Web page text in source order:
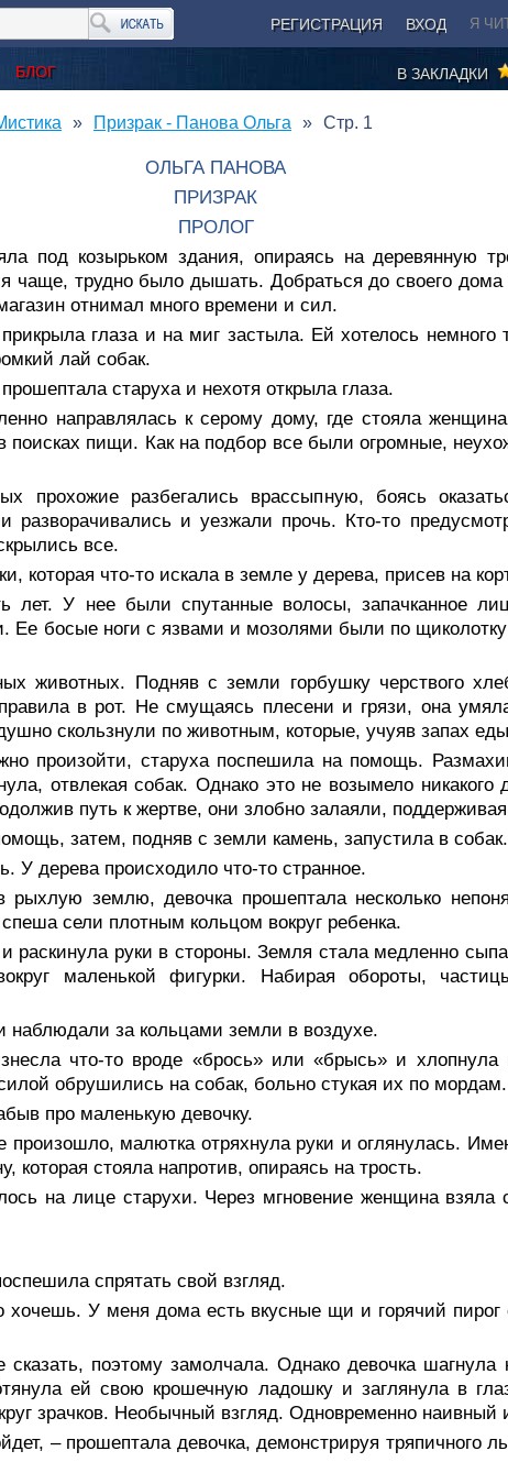
РЕГИСТРАЦИЯ ВХОД Я
БЛОГ В ЗАКЛАДКИ
Призрак - Панова Ольга Стр. 1
ОЛЬГА ПАНОВА
ПРИЗРАК
ПРОЛОГ
под козырьком здания, опираясь на деревянную
чаще, трудно было дышать. Добраться до своего
отнимал много времени и сил.
глаза и на миг застыла. Ей хотелось
лай собак.
старуха и нехотя открыла глаза.
направлялась к серому дому, где стояла
пищи. Как на подбор все были огромные,
прохожие разбегались врассыпную, боясь
и уезжали прочь. Кто-то
все.
которая что-то искала в земле у дерева, присев на
лет. У нее были спутанные волосы, запачканное
Ее босые ноги с язвами и мозолями были по
животных. Подняв с земли горбушку черствого
в рот. Не смущаясь плесени и грязи, она
скользнули по животным, которые, учуяв запах
произойти, старуха поспешила на помощь.
отвлекая собак. Однако это не возымело никакого
путь к жертве, они злобно залаяли, поддерживая
затем, подняв с земли камень, запустила в
У дерева происходило что-то странное.
рыхлую землю, девочка прошептала несколько
сели плотным кольцом вокруг ребенка.
раскинула руки в стороны. Земля стала медленно
маленькой фигурки. Набирая обороты,
наблюдали за кольцами земли в воздухе.
что-то вроде «брось» или «брысь» и
обрушились на собак, больно стукая их по мордам.
про маленькую девочку.
произошло, малютка отряхнула руки и оглянулась.
стояла напротив, опираясь на трость.
на лице старухи. Через мгновение женщина взяла
спрятать свой взгляд.
У меня дома есть вкусные щи и горячий
поэтому замолчала. Однако девочка шагнула
ей свою крошечную ладошку и заглянула в
зрачков. Необычный взгляд. Одновременно наивный
– прошептала девочка, демонстрируя тряпичного